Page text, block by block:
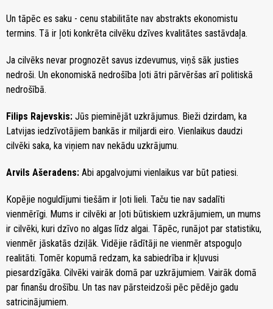
Un tāpēc es saku - cenu stabilitāte nav abstrakts ekonomistu
termins. Tā ir ļoti konkrēta cilvēku dzīves kvalitātes sastāvdaļa.
Ja cilvēks nevar prognozēt savus izdevumus, viņš sāk justies
nedroši. Un ekonomiskā nedrošība ļoti ātri pārvēršas arī politiskā
nedrošībā.
Filips Rajevskis: Jūs pieminējāt uzkrājumus. Bieži dzirdam, ka
Latvijas iedzīvotājiem bankās ir miljardi eiro. Vienlaikus daudzi
cilvēki saka, ka viņiem nav nekādu uzkrājumu.
Arvils Ašeradens: Abi apgalvojumi vienlaikus var būt patiesi.
Kopējie noguldījumi tiešām ir ļoti lieli. Taču tie nav sadalīti
vienmērīgi. Mums ir cilvēki ar ļoti būtiskiem uzkrājumiem, un mums
ir cilvēki, kuri dzīvo no algas līdz algai. Tāpēc, runājot par statistiku,
vienmēr jāskatās dziļāk. Vidējie rādītāji ne vienmēr atspoguļo
realitāti. Tomēr kopumā redzam, ka sabiedrība ir kļuvusi
piesardzīgāka. Cilvēki vairāk domā par uzkrājumiem. Vairāk domā
par finanšu drošību. Un tas nav pārsteidzoši pēc pēdējo gadu
satricinājumiem.